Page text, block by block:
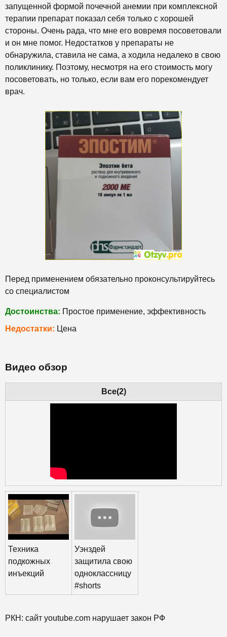
запущенной формой почечной анемии при комплексной
терапии препарат показал себя только с хорошей
стороны. Очень рада, что мне его вовремя посоветовали
и он мне помог. Недостатков у препараты не
обнаружила, ставила не сама, а ходила недалеко в свою
поликлинику. Поэтому, несмотря на его стоимость могу
посоветовать, но только, если вам его порекомендует
врач.
Перед применением обязательно проконсультируйтесь
со специалистом
Достоинства: Простое применение, эффективность
Недостатки: Цена
Видео обзор
Все(2)
Техника
подкожных
инъекций
Уэнздей
защитила свою
одноклассницу
#shorts
РКН: сайт youtube.com нарушает закон РФ